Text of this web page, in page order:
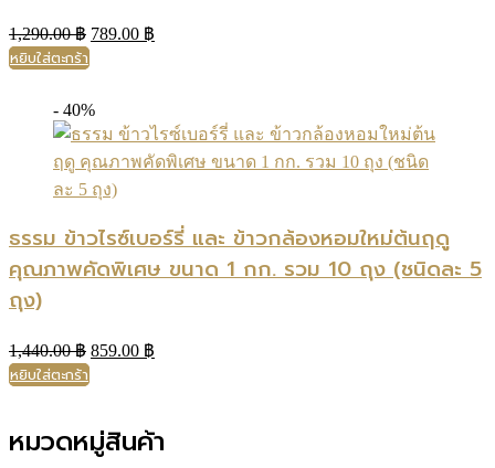
1,290.00฿ Original
price
789.00 ฿
price
หยิบใส่ตะกร้า
- 40%
ธรรม ข้าวไรซ์เบอร์รี่ และ ข้าวกล้องหอมใหม่ต้นฤดู
คุณภาพคัดพิเศษ ขนาด 1 กก. รวม 10 ถุง (ชนิดละ 5
ถุง)
1,440.00฿ Original
price
859.00 ฿
price
หยิบใส่ตะกร้า
หมวดหมู่สินค้า